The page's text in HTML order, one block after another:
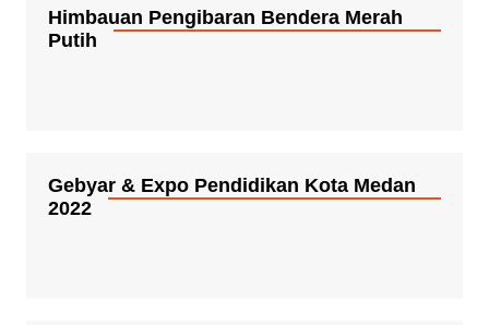
Himbauan Pengibaran Bendera Merah
Putih
Gebyar & Expo Pendidikan Kota Medan
2022